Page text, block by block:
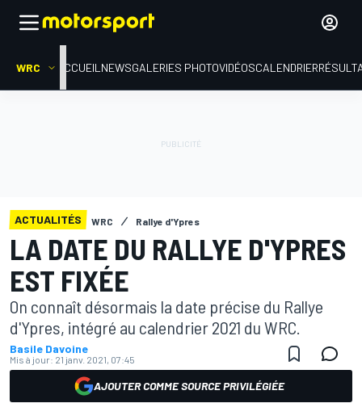
WRC ACCUEIL NEWSGALERIES PHOTOVIDÉOSCALENDRIER
ACTUALITÉS WRC Rallye d'Ypres
LA DATE DU RALLYE D'YPRES
EST FIXÉE
On connaît désormais la date précise du Rallye
d'Ypres, intégré au calendrier 2021 du WRC.
Basile Davoine
Mis à jour: 21 janv. 2021, 07:45
AJOUTER COMME SOURCE PRIVILÉGIÉE